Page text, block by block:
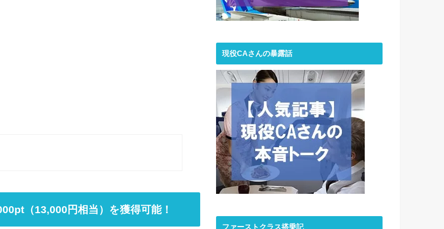
（13,000円相当）を獲得可能！
現役CAさんの暴露話
ファーストクラス搭乗記